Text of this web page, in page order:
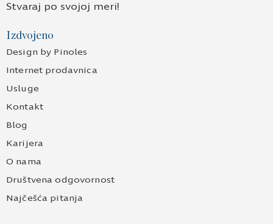
Stvaraj po svojoj meri!
Izdvojeno
Design by Pinoles
Internet prodavnica
Usluge
Kontakt
Blog
Karijera
O nama
Društvena odgovornost
Najčešća pitanja